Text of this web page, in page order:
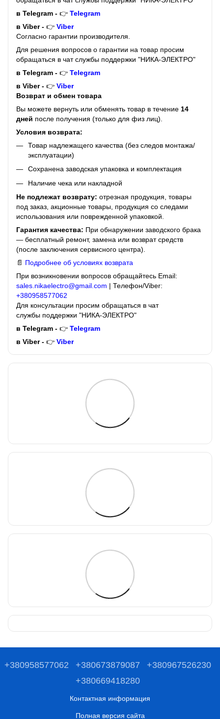
в Telegram - 👉 Telegram
в Viber - 👉 Viber
Согласно гарантии производителя.
Для решения вопросов о гарантии на товар просим
обращаться в чат службы поддержки "НИКА-ЭЛЕКТРО"
в Telegram - 👉 Telegram
в Viber - 👉 Viber
Возврат и обмен товара
Вы можете вернуть или обменять товар в течение 14
дней после получения (только для физ лиц).
Условия возврата:
Товар надлежащего качества (без следов монтажа/
эксплуатации)
Сохранена заводская упаковка и комплектация
Наличие чека или накладной
Не подлежат возврату: отрезная продукция, товары
под заказ, акционные товары, продукция со следами
использования или поврежденной упаковкой.
Гарантия качества: При обнаружении заводского брака
— бесплатный ремонт, замена или возврат средств
(после заключения сервисного центра).
📄 Подробнее об условиях возврата
При возникновении вопросов обращайтесь Email:
sales.nikaelectro@gmail.com | Телефон/Viber:
+380958577062
Для консультации просим обращаться в чат
службы поддержки "НИКА-ЭЛЕКТРО"
в Telegram - 👉 Telegram
в Viber - 👉 Viber
+380958577062 +380673879087
+380967526230
+380669418280
Контактная информация
Полная версия сайта